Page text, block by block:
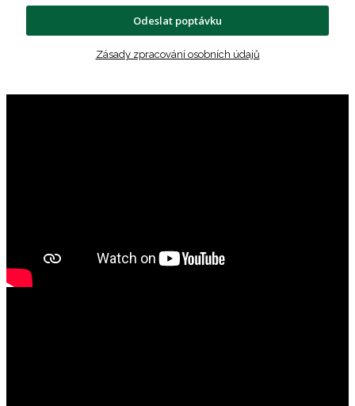
Odeslat poptávku
Zásady zpracování osobních údajů